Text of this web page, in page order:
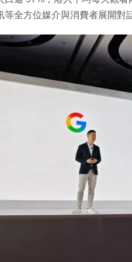
等全方位媒介與消費者展開對